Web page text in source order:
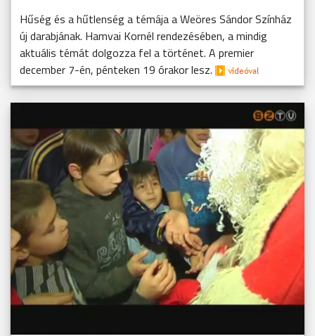
Hűség és a hűtlenség a témája a Weöres Sándor Színház
új darabjának. Hamvai Kornél rendezésében, a mindig
aktuális témát dolgozza fel a történet. A premier
december 7-én, pénteken 19 órakor lesz.